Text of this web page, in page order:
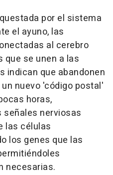
por el sistema
el ayuno, las
al cerebro
se unen a las
indican que abandonen
nuevo 'código postal'
horas,
señales nerviosas
las células
los genes que las
necesarias.